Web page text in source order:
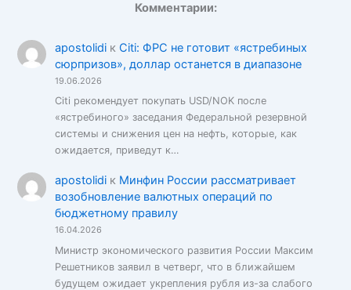
Комментарии:
apostolidiк Citi: ФРС не готовит «ястребиных
сюрпризов», доллар останется в диапазоне
19.06.2026
Citi рекомендует покупать USD/NOK после
«ястребиного» заседания Федеральной резервной
системы и снижения цен на нефть, которые, как
ожидается, приведут к…
apostolidiк Минфин России рассматривает
возобновление валютных операций по
бюджетному правилу
16.04.2026
Министр экономического развития России Максим
Решетников заявил в четверг, что в ближайшем
будущем ожидает укрепления рубля из-за слабого